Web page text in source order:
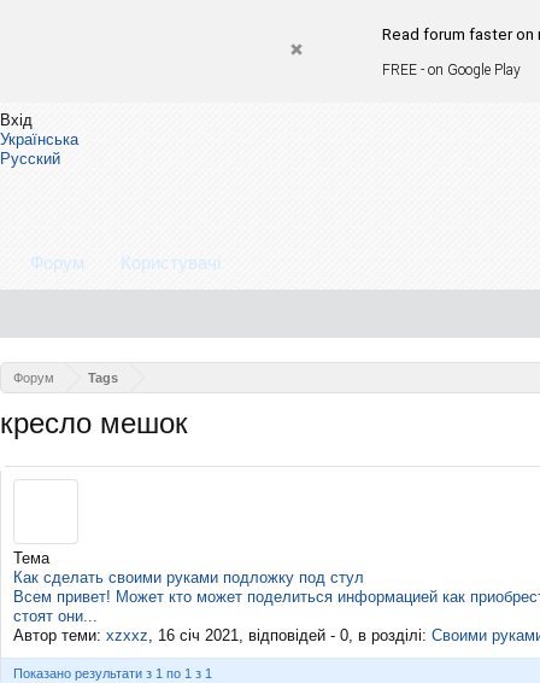
Read forum faster
FREE - on Google Play
Вхід
Форум Tags
кресло мешок
Тема
Как сделать своими руками подложку под стул
Всем привет! Может кто может поделиться информацией как
стоят они...
Автор теми: xzxxz, 16 січ 2021, відповідей - 0, в розділі: Своими
Показано результати з 1 по 1 з 1
Українська
Русский
Форум Користувачі